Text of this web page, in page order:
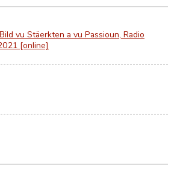
vu Stäerkten a vu Passioun, Radio
[online]